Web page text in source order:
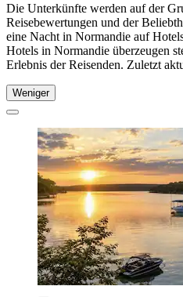
Die Unterkünfte werden auf der
Reisebewertungen und der
eine Nacht in Normandie auf
Hotels in Normandie überzeugen
Erlebnis der Reisenden. Zuletzt
Weniger